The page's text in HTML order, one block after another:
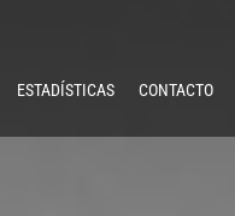
ESTADÍSTICAS CONTACTO